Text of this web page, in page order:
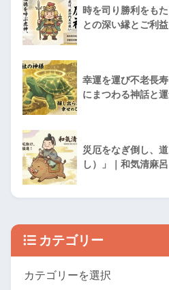
時を司り勝利をも
との深い縁とご利益
幸運を運び不老長
にまつわる神話と
災厄をなぎ倒し、
し）」｜和気清麻
カテゴリー